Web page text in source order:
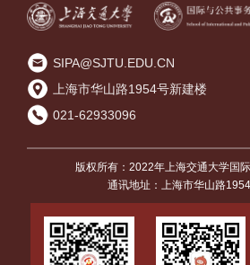
SIPA@SJTU.EDU.CN
上海市华山路1954号新建楼
021-62933096
版权所有：2022年上海交通大学国
通讯地址：上海市华山路